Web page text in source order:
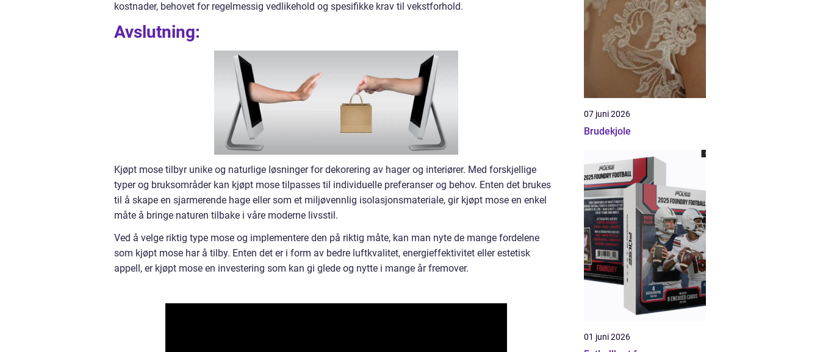
kostnader, behovet for regelmessig vedlikehold og spesifikke krav til vekstforhold.
Avslutning:
Kjøpt mose tilbyr unike og naturlige løsninger for dekorering av hager og interiører. Med forskjellige
typer og bruksområder kan kjøpt mose tilpasses til individuelle preferanser og behov. Enten det brukes
til å skape en sjarmerende hage eller som et miljøvennlig isolasjonsmateriale, gir kjøpt mose en enkel
måte å bringe naturen tilbake i våre moderne livsstil.
Ved å velge riktig type mose og implementere den på riktig måte, kan man nyte de mange fordelene
som kjøpt mose har å tilby. Enten det er i form av bedre luftkvalitet, energieffektivitet eller estetisk
appell, er kjøpt mose en investering som kan gi glede og nytte i mange år fremover.
07 juni 2026
Brudekjole
01 juni 2026